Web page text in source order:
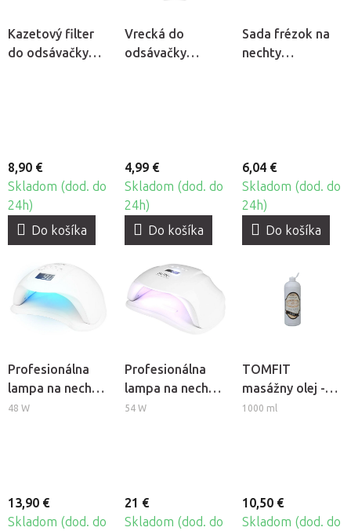
Kazetový filter
do odsávačky
8,90 €
Skladom (dod. do
24h)
Do košíka
Vrecká do
odsávačky
4,99 €
Skladom (dod. do
24h)
Do košíka
Sada frézok na
nechty
6,04 €
Skladom (dod. do
24h)
Do košíka
Profesionálna
lampa na nechty
BeautyOne UV
48 W
13,90 €
Skladom (dod. do
Profesionálna
lampa na nechty
BeautyOne UV
54 W
21 €
Skladom (dod. do
TOMFIT
masážny olej -
gáfrový
1000 ml
10,50 €
Skladom (dod. do